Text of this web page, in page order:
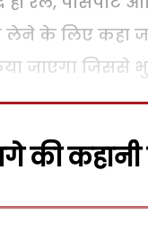
के लिए कहा
जाएगा
की कहानी